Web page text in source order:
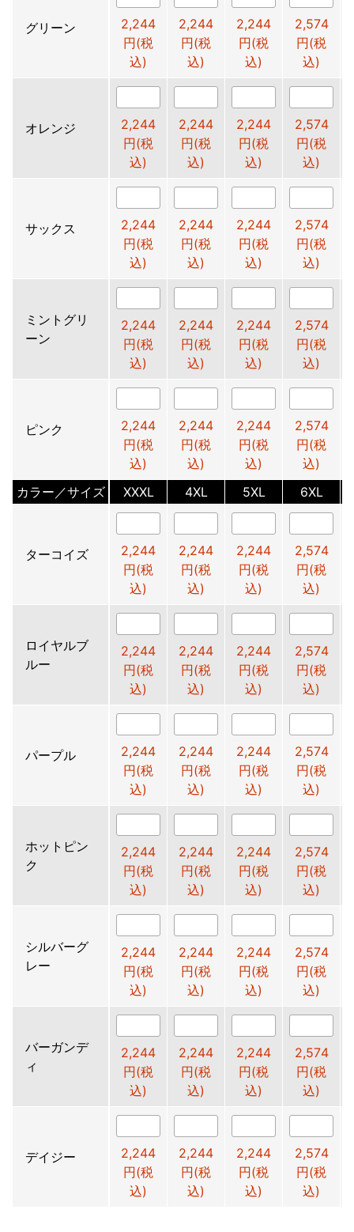
グリーン
2,244
円(税
込)
2,244
円(税
込)
2,244
円(税
込)
2,574
円(税
込)
オレンジ
2,244
円(税
込)
2,244
円(税
込)
2,244
円(税
込)
2,574
円(税
込)
サックス
2,244
円(税
込)
2,244
円(税
込)
2,244
円(税
込)
2,574
円(税
込)
ミントグリ
ーン
2,244
円(税
込)
2,244
円(税
込)
2,244
円(税
込)
2,574
円(税
込)
ピンク
2,244
円(税
込)
2,244
円(税
込)
2,244
円(税
込)
2,574
円(税
込)
カラー／サイズ XXXL 4XL 5XL 6XL
ターコイズ
2,244
円(税
込)
2,244
円(税
込)
2,244
円(税
込)
2,574
円(税
込)
ロイヤルブ
ルー
2,244
円(税
込)
2,244
円(税
込)
2,244
円(税
込)
2,574
円(税
込)
パープル
2,244
円(税
込)
2,244
円(税
込)
2,244
円(税
込)
2,574
円(税
込)
ホットピン
ク
2,244
円(税
込)
2,244
円(税
込)
2,244
円(税
込)
2,574
円(税
込)
シルバーグ
レー
2,244
円(税
込)
2,244
円(税
込)
2,244
円(税
込)
2,574
円(税
込)
バーガンデ
ィ
2,244
円(税
込)
2,244
円(税
込)
2,244
円(税
込)
2,574
円(税
込)
デイジー
2,244
円(税
込)
2,244
円(税
込)
2,244
円(税
込)
2,574
円(税
込)